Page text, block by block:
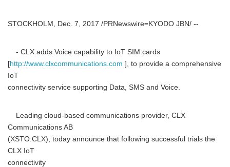
STOCKHOLM, Dec. 7, 2017 /PRNewswire=KYODO JBN/ --
- CLX adds Voice capability to IoT SIM cards
[http://www.clxcommunications.com ], to provide a comprehensive
IoT
connectivity service supporting Data, SMS and Voice.
Leading cloud-based communications provider, CLX
Communications AB
(XSTO:CLX), today announce that following successful trials the
CLX IoT
connectivity